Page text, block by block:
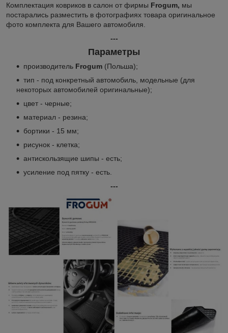
Комплектация ковриков в салон от фирмы Frogum, мы
постарались разместить в фотографиях товара оригинальное
фото комплекта для Вашего автомобиля.
---
Параметры
производитель Frogum (Польша);
тип - под конкретный автомобиль, модельные (для
некоторых автомобилей оригинальные);
цвет - черные;
материал - резина;
бортики - 15 мм;
рисунок - клетка;
антискользящие шипы - есть;
усиление под пятку - есть.
---